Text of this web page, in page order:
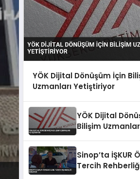
YÖK Dijital Dönüşüm İçin
Uzmanları Yetiştiriyor
YÖK Dijital
Bilişim
Sinop’ta İŞKUR
Tercih